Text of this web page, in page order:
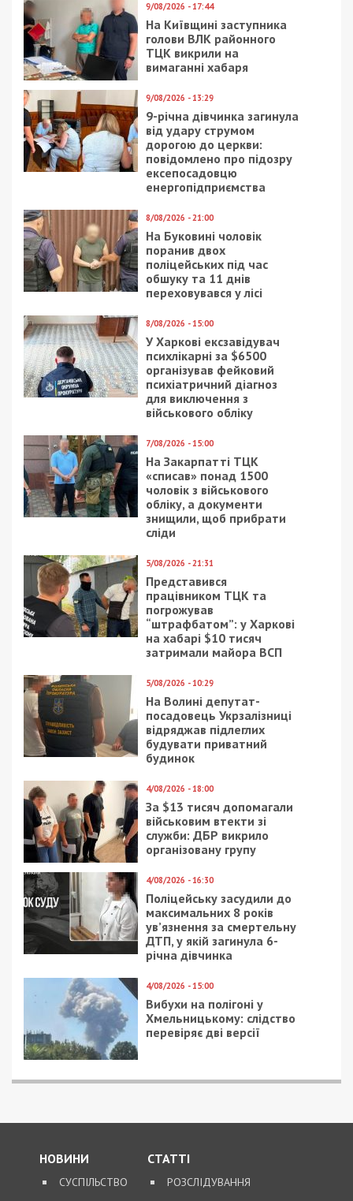
9/08/2026 - 17:44
На Київщині заступника
голови ВЛК районного
ТЦК викрили на
вимаганні хабаря
9/08/2026 - 13:29
9-річна дівчинка загинула
від удару струмом
дорогою до церкви:
повідомлено про підозру
ексепосадовцю
енергопідприємства
8/08/2026 - 21:00
На Буковині чоловік
поранив двох
поліцейських під час
обшуку та 11 днів
переховувався у лісі
8/08/2026 - 15:00
У Харкові ексзавідувач
психлікарні за $6500
організував фейковий
психіатричний діагноз
для виключення з
військового обліку
7/08/2026 - 15:00
На Закарпатті ТЦК
«списав» понад 1500
чоловік з військового
обліку, а документи
знищили, щоб прибрати
сліди
5/08/2026 - 21:31
Представився
працівником ТЦК та
погрожував
“штрафбатом”: у Харкові
на хабарі $10 тисяч
затримали майора ВСП
5/08/2026 - 10:29
На Волині депутат-
посадовець Укрзалізниці
відряджав підлеглих
будувати приватний
будинок
4/08/2026 - 18:00
За $13 тисяч допомагали
військовим втекти зі
служби: ДБР викрило
організовану групу
4/08/2026 - 16:30
Поліцейську засудили до
максимальних 8 років
ув’язнення за смертельну
ДТП, у якій загинула 6-
річна дівчинка
4/08/2026 - 15:00
Вибухи на полігоні у
Хмельницькому: слідство
перевіряє дві версії
НОВИНИ
СУСПІЛЬСТВО
СТАТТІ
РОЗСЛІДУВАННЯ